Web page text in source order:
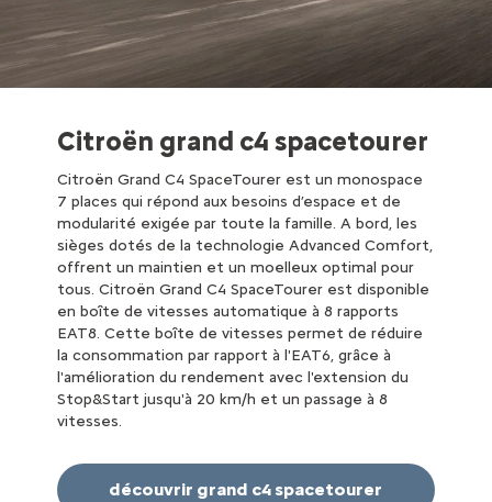
Citroën grand c4 spacetourer
Citroën Grand C4 SpaceTourer est un monospace
7 places qui répond aux besoins d’espace et de
modularité exigée par toute la famille. A bord, les
sièges dotés de la technologie Advanced Comfort,
offrent un maintien et un moelleux optimal pour
tous. Citroën Grand C4 SpaceTourer est disponible
en boîte de vitesses automatique à 8 rapports
EAT8. Cette boîte de vitesses permet de réduire
la consommation par rapport à l'EAT6, grâce à
l'amélioration du rendement avec l'extension du
Stop&Start jusqu'à 20 km/h et un passage à 8
vitesses.
découvrir grand c4 spacetourer